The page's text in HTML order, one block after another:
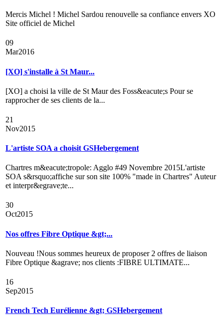
Mercis Michel ! Michel Sardou renouvelle sa confiance envers XO
Site officiel de Michel
09
Mar2016
[XO] s'installe à St Maur...
[XO] a choisi la ville de St Maur des Foss&eacute;s Pour se
rapprocher de ses clients de la...
21
Nov2015
L'artiste SOA a choisit GSHebergement
Chartres m&eacute;tropole: Agglo #49 Novembre 2015L'artiste
SOA s&rsquo;affiche sur son site 100% "made in Chartres" Auteur
et interpr&egrave;te...
30
Oct2015
Nos offres Fibre Optique &gt;...
Nouveau !Nous sommes heureux de proposer 2 offres de liaison
Fibre Optique &agrave; nos clients :FIBRE ULTIMATE...
16
Sep2015
French Tech Eurélienne &gt; GSHebergement